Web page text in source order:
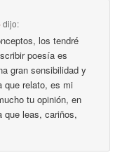
dijo:
los tendré
poesía es
gran sensibilidad y
que relato, es mi
tu opinión, en
que leas, cariños,